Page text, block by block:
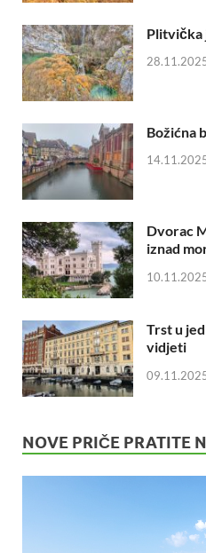
Plitvička
Božićna
Dvorac
iznad
Trst u
vidjeti
NOVE PRIČE PRATITE